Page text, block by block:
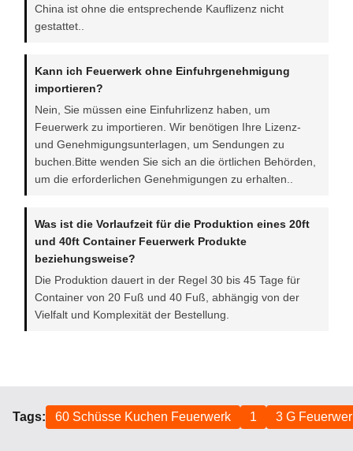
China ist ohne die entsprechende Kauflizenz nicht
gestattet..
Kann ich Feuerwerk ohne Einfuhrgenehmigung
importieren?
Nein, Sie müssen eine Einfuhrlizenz haben, um
Feuerwerk zu importieren. Wir benötigen Ihre Lizenz-
und Genehmigungsunterlagen, um Sendungen zu
buchen.Bitte wenden Sie sich an die örtlichen Behörden,
um die erforderlichen Genehmigungen zu erhalten..
Was ist die Vorlaufzeit für die Produktion eines 20ft
und 40ft Container Feuerwerk Produkte
beziehungsweise?
Die Produktion dauert in der Regel 30 bis 45 Tage für
Container von 20 Fuß und 40 Fuß, abhängig von der
Vielfalt und Komplexität der Bestellung.
Tags: 60 Schüsse Kuchen Feuerwerk 1 3 G